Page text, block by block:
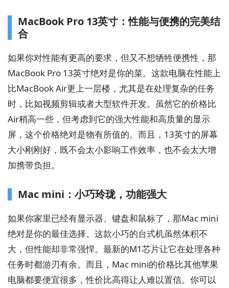
MacBook Pro 13英寸：性能与便携的完美结
合
如果你对性能有更高的要求，但又不想牺牲便携性，那
MacBook Pro 13英寸绝对是你的菜。这款电脑在性能上
比MacBook Air更上一层楼，尤其是在处理复杂的任务
时，比如视频剪辑或者大型软件开发。虽然它的价格比
Air稍高一些，但考虑到它的强大性能和高质量的显示
屏，这个价格绝对是物有所值的。而且，13英寸的屏幕
大小刚刚好，既不会太小影响工作效率，也不会太大增
加携带负担。
Mac mini：小巧玲珑，功能强大
如果你家里已经有显示器、键盘和鼠标了，那Mac mini
绝对是你的最佳选择。这款小巧的台式机虽然体积不
大，但性能却非常强悍。最新的M1芯片让它在处理各种
任务时都游刃有余。而且，Mac mini的价格比其他苹果
电脑都要便宜很多，性价比高得让人难以置信。你可以